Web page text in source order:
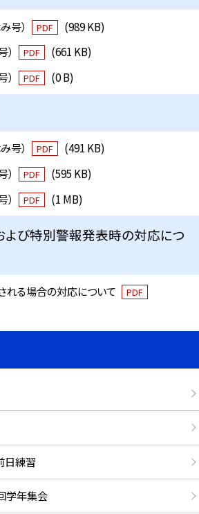
号） PDF
(989 KB)
PDF
(661 KB)
PDF (0 B)
号） PDF
(491 KB)
PDF
(595 KB)
PDF (1 MB)
び特別警報発表時の対応につ
れる場合の対応について PDF
日練習
学年集会